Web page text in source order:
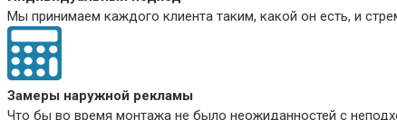
Мы принимаем каждого клиента таким, какой он есть, и
Замеры наружной рекламы
Что бы во время монтажа не было неожиданностей с